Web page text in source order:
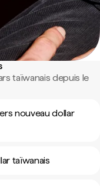
taïwanais depuis le
nouveau dollar
taïwanais